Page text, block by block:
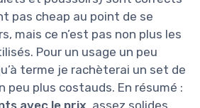
pas cheap au point de se
mais ce n’est pas non plus les
Pour un usage un peu
terme je rachèterai un set de
peu plus costauds. En résumé :